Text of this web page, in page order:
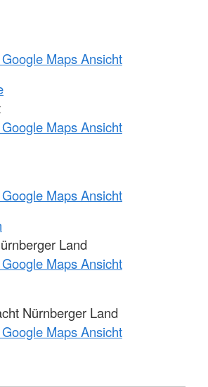
Maps Ansicht
Maps Ansicht
Maps Ansicht
Land
Maps Ansicht
Nürnberger Land
Maps Ansicht